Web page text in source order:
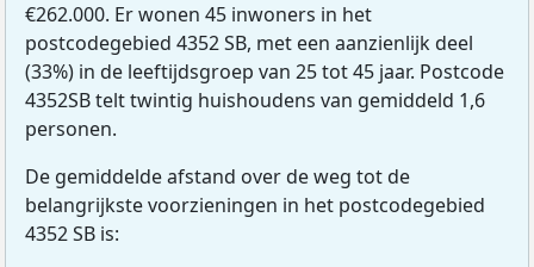
€262.000. Er wonen 45 inwoners in het
postcodegebied 4352 SB, met een aanzienlijk deel
(33%) in de leeftijdsgroep van 25 tot 45 jaar. Postcode
4352SB telt twintig huishoudens van gemiddeld 1,6
personen.
De gemiddelde afstand over de weg tot de
belangrijkste voorzieningen in het postcodegebied
4352 SB is: